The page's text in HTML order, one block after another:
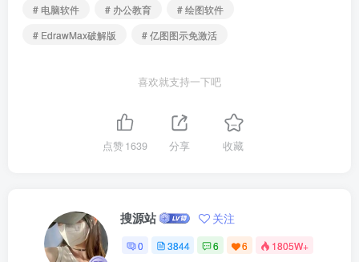
# 电脑软件
# 办公教育
# 绘图软件
# EdrawMax破解版
# 亿图图示免激活
喜欢就支持一下吧
点赞1639 分享 收藏
搜源站 关注
0 3844 6 6 1805W+